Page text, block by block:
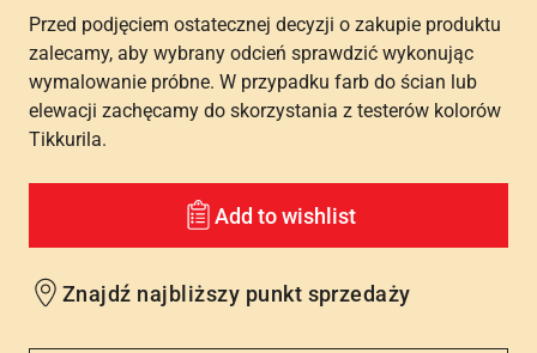
Przed podjęciem ostatecznej decyzji o zakupie produktu
zalecamy, aby wybrany odcień sprawdzić wykonując
wymalowanie próbne. W przypadku farb do ścian lub
elewacji zachęcamy do skorzystania z testerów kolorów
Tikkurila.
Add to wishlist
Znajdź najbliższy punkt sprzedaży